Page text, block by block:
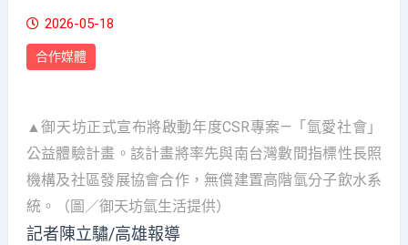
2026-05-18
合作媒體
▲御天坊正式宣布將啟動年度CSR專案—「氫愛社會」
公益體驗計畫。該計畫將率先與南台灣數間指標性長照
機構及社區發展協會合作，無償建置高階氫分子飲水系
統。（圖／御天坊氫生活提供）
記者陳立驌/高雄報導